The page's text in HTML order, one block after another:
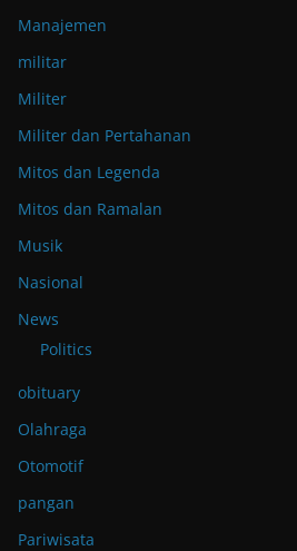
Manajemen
militar
Militer
Militer dan Pertahanan
Mitos dan Legenda
Mitos dan Ramalan
Musik
Nasional
News
Politics
obituary
Olahraga
Otomotif
pangan
Pariwisata